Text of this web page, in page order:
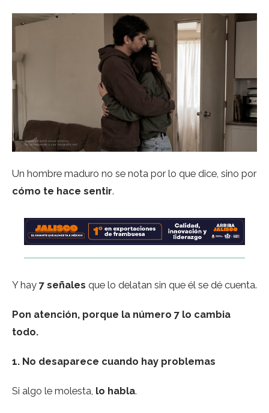
Un hombre maduro no se nota por lo que dice, sino por
cómo te hace sentir.
Y hay 7 señales que lo delatan sin que él se dé cuenta.
Pon atención, porque la número 7 lo cambia
todo.
1. No desaparece cuando hay problemas
Si algo le molesta, lo habla.